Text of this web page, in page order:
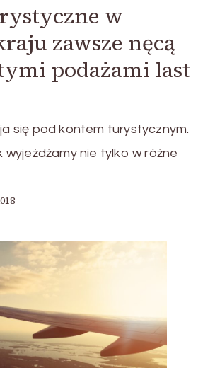
w
zawsze nęcą
podażami last
się pod kontem turystycznym.
nie tylko w różne